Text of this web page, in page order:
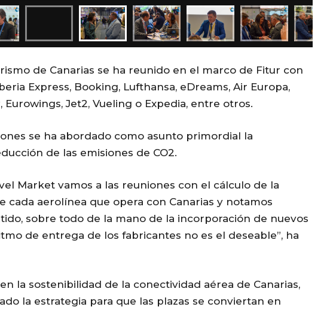
de Canarias se ha reunido en el marco de Fitur con
Express, Booking, Lufthansa, eDreams, Air Europa,
Eurowings, Jet2, Vueling o Expedia, entre otros.
se ha abordado como asunto primordial la
de las emisiones de CO2.
Market vamos a las reuniones con el cálculo de la
cada aerolínea que opera con Canarias y notamos
sobre todo de la mano de la incorporación de nuevos
de entrega de los fabricantes no es el deseable”, ha
la sostenibilidad de la conectividad aérea de Canarias,
la estrategia para que las plazas se conviertan en